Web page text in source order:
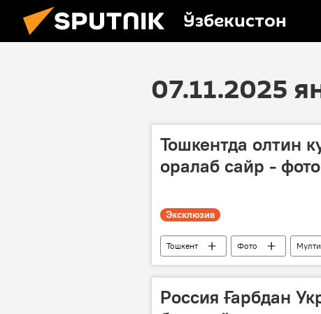
Ўзбекистон
07.11.2025
Тошкентда олтин
оралаб сайр - фото
Эксклюзив
Тошкент Фото
Россия Ғарбдан